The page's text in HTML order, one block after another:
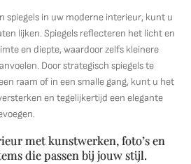
spiegels in uw moderne interieur, kunt u
lijken. Spiegels reflecteren het licht en
en diepte, waardoor zelfs kleinere
Door strategisch spiegels te
raam of in een smalle gang, kunt u het
en tegelijkertijd een elegante
met kunstwerken, foto’s en
die passen bij jouw stijl.